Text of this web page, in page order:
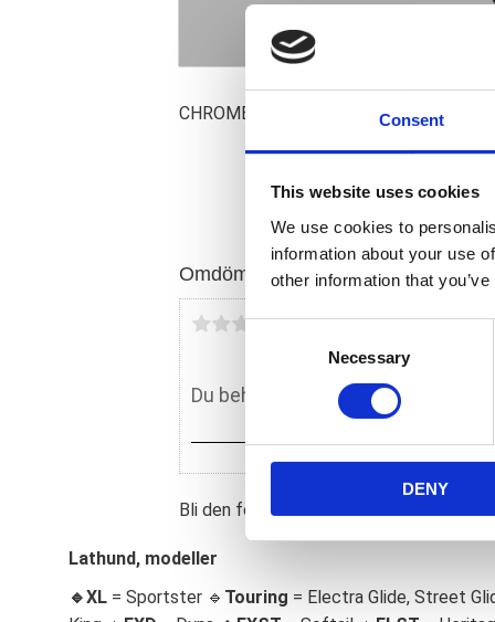
Consent
This website uses cookies
We use cookies to
information about your use
other information that
C
S
e
e
Necessary
DENY
CHROME; STD SPRING RATE
Omdömen
Du
Bli den första att lämna ett omdöme.
Lathund, modeller
🔹XL = Sportster 🔹 Touring = Electra Glide, Street